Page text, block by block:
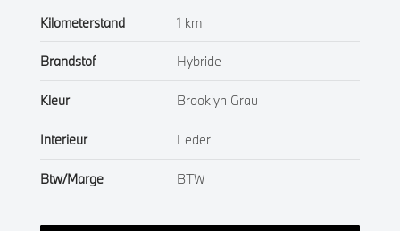
Kilometerstand 1 km
Brandstof Hybride
Kleur Brooklyn Grau
Interieur Leder
Btw/Marge BTW